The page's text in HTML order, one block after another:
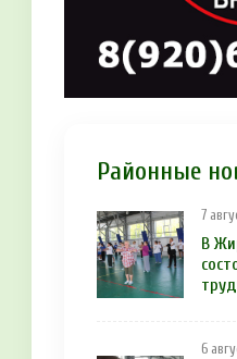
Районные
7
В
6